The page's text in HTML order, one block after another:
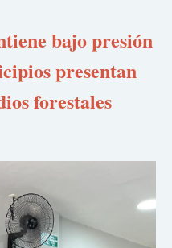
bajo presión
presentan
forestales